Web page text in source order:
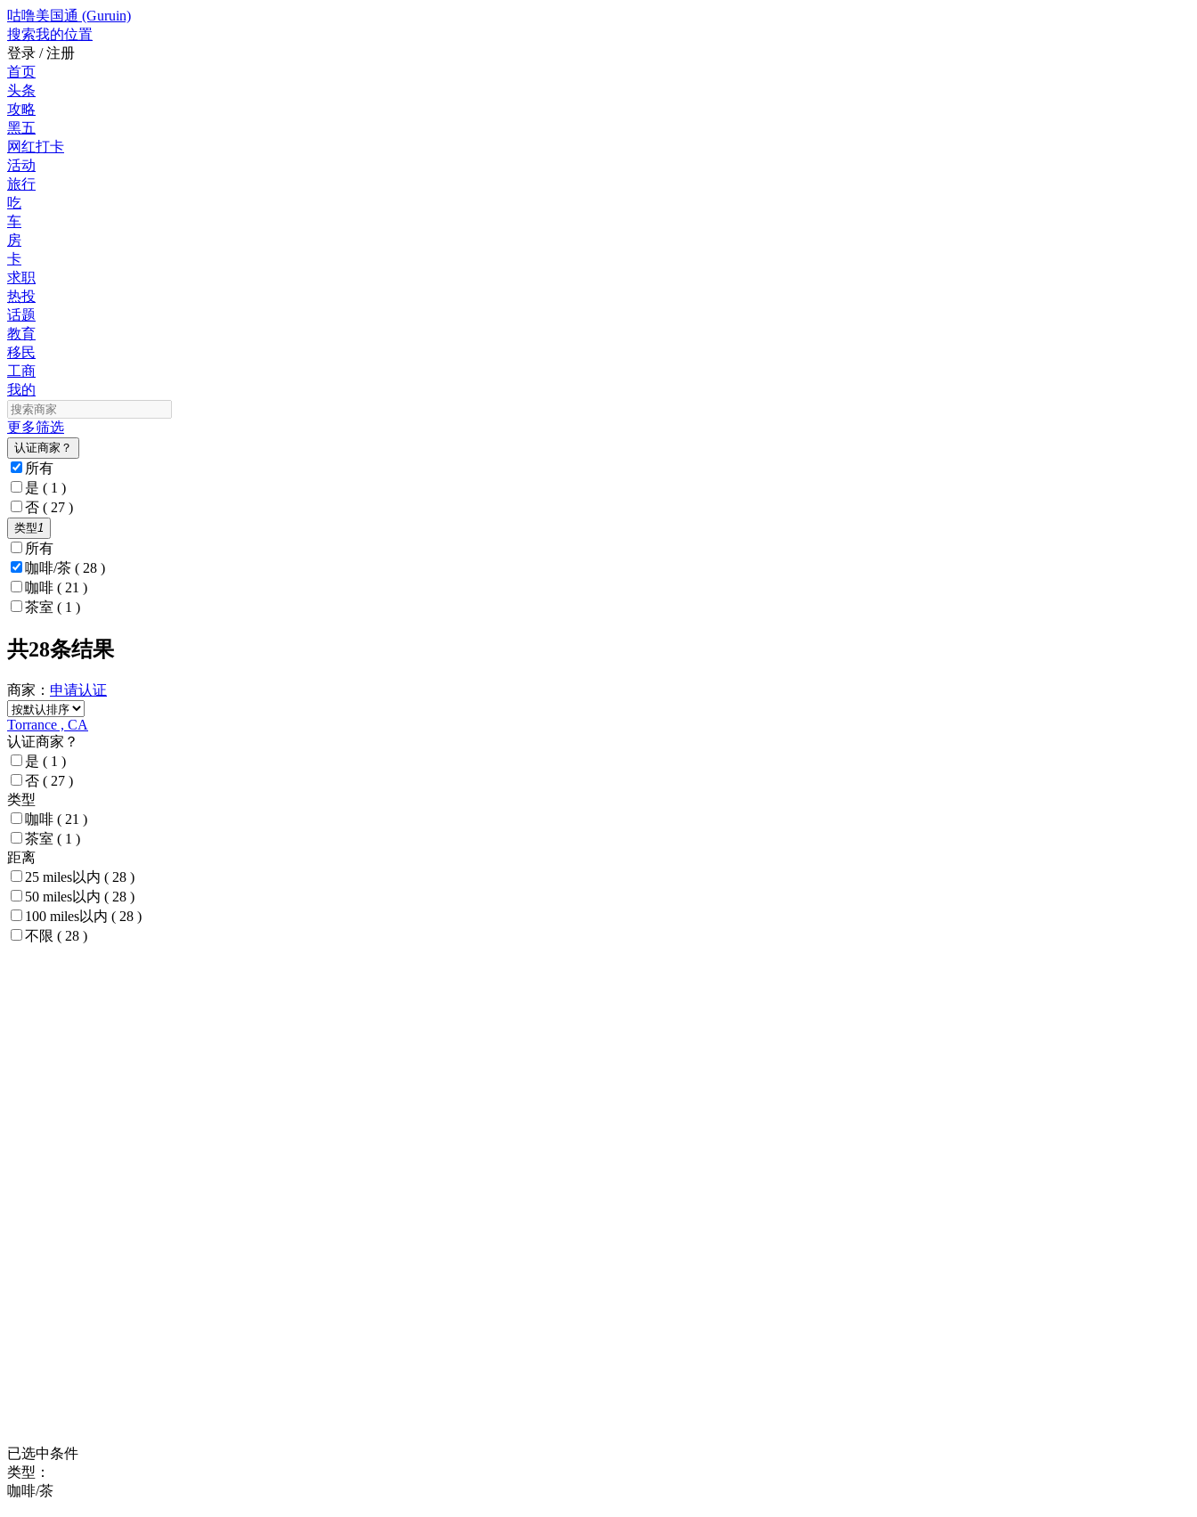
咕噜美国通 (Guruin)
搜索我的位置
登录 / 注册
首页
头条
攻略
黑五
网红打卡
活动
旅行
吃
车
房
卡
求职
热投
话题
教育
移民
工商
我的
更多筛选
认证商家？
所有
是 ( 1 )
否 ( 27 )
类型1
所有
咖啡/茶 ( 28 )
咖啡 ( 21 )
茶室 ( 1 )
共28条结果
商家： 申请认证
Torrance , CA
认证商家？
是 ( 1 )
否 ( 27 )
类型
咖啡 ( 21 )
茶室 ( 1 )
距离
25 miles以内 ( 28 )
50 miles以内 ( 28 )
100 miles以内 ( 28 )
不限 ( 28 )
已选中条件
类型：
咖啡/茶